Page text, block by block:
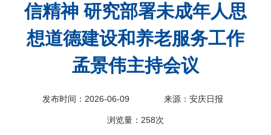
信精神 研究部署未成年人思
想道德建设和养老服务工作
孟景伟主持会议
发布时间：2026-06-09 来源：安庆日报
浏览量： 258次